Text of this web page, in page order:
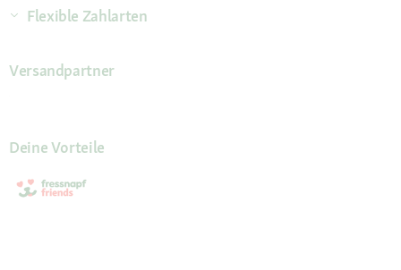
Flexible Zahlarten
Versandpartner
Deine Vorteile